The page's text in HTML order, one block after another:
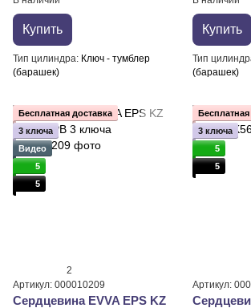
Купить
Тип цилиндра Ключ - тумблер
(барашек)
Купить
Тип
(барашек)
Бесплатная доставка
3 ключа
Видео
5
5
2
Артикул: 000010209
Сердцевина EVVA EPS KZ
Бесплатная
3 ключа
5
5
Артикул: